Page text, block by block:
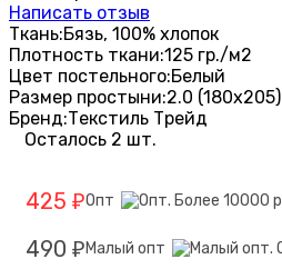
Написать отзыв
Ткань:Бязь, 100% хлопок
Плотность ткани:125 гр./м2
Цвет постельного:Белый
Размер простыни:2.0 (180х205)
Бренд:Текстиль Трейд
Осталось 2 шт.
425 ₽Опт
490 ₽ Малый опт